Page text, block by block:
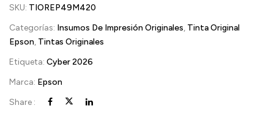
SKU: TIOREP49M420
Categorías: Insumos De Impresión Originales, Tinta Original
Epson, Tintas Originales
Etiqueta: Cyber 2026
Marca: Epson
Share :